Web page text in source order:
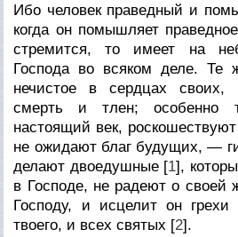
Ибо человек праведный и
когда он помышляет
стремится, то имеет на
Господа во всяком деле. Те
нечистое в сердцах своих,
смерть и тлен; особенно
настоящий век,
не ожидают благ будущих, —
делают двоедушные [1],
в Господе, не радеют о
Господу, и исцелит он
твоего, и всех святых [2].